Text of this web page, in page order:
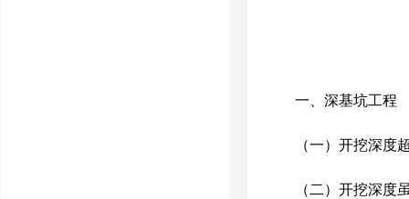
一、深基坑工程
（一） 开挖深度
（二）开挖深度